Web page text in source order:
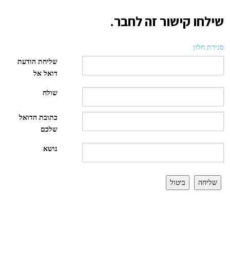
שילחו קישור זה לחבר.
סגירת חלון
שליחת הודעת
דואל אל
שולח
כתובת הדואל
שלכם
נושא
שליחה ביטול